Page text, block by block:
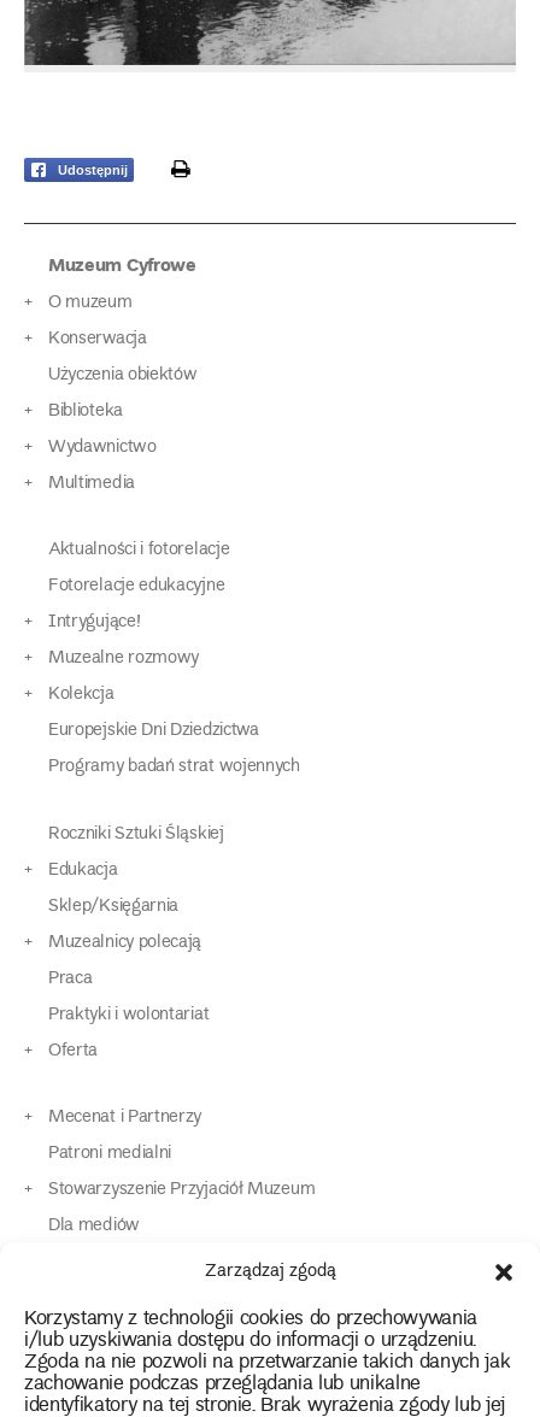
Zarządzaj zgodą
Korzystamy z technologii cookies do przechowywania
i/lub uzyskiwania dostępu do informacji o urządzeniu.
Zgoda na nie pozwoli na przetwarzanie takich danych jak
zachowanie podczas przeglądania lub unikalne
identyfikatory na tej stronie. Brak wyrażenia zgody lub jej
Udostępnij print
Muzeum Cyfrowe
O muzeum
Konserwacja
Użyczenia obiektów
Biblioteka
Wydawnictwo
Multimedia
Aktualności i fotorelacje
Fotorelacje edukacyjne
Intrygujące!
Muzealne rozmowy
Kolekcja
Europejskie Dni Dziedzictwa
Programy badań strat wojennych
Roczniki Sztuki Śląskiej
Edukacja
Sklep/Księgarnia
Muzealnicy polecają
Praca
Praktyki i wolontariat
Oferta
Mecenat i Partnerzy
Patroni medialni
Stowarzyszenie Przyjaciół Muzeum
Dla mediów
Dla osób o specjalnych potrzebach
Kontakt
instagram
twitterfacebookyoutube
tiktok